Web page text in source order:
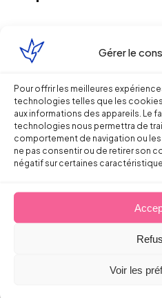
Gérer le
Pour offrir les meilleures
technologies telles que les
aux informations des appareils. Le
technologies nous permettra de
comportement de navigation ou les
ne pas consentir ou de retirer son
négatif sur certaines
Voir les
Fiscalité et
DESS Droit et
DJCE
Barreau
Marseille